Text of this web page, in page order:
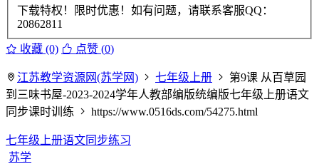
下载特权！限时优惠！如有问题，请联系客服QQ：
20862811
收藏 (0) 点赞 (0)
江苏教学资源网(苏学网) 七年级上册
第9课 从百草园
到三味书屋-2023-2024学年人教部编版统编版七年级上册语文
同步课时训练
https://www.0516ds.com/54275.html
七年级上册语文同步练习
苏学